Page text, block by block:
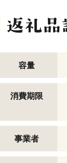
容量
消費期限
事業者